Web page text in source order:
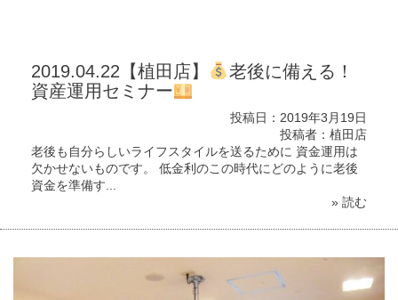
2019.04.22【植田店】
老後に備える！
資産運用セミナー
投稿日：2019年3月19日
投稿者：植田店
老後も自分らしいライフスタイルを送るために 資金運用は
欠かせないものです。 低金利のこの時代にどのように老後
資金を準備す...
» 読む